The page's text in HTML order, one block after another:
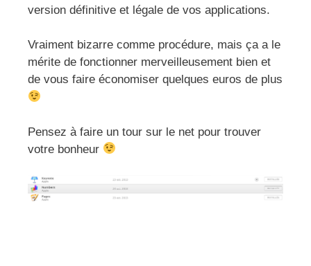
version définitive et légale de vos applications.
Vraiment bizarre comme procédure, mais ça a le
mérite de fonctionner merveilleusement bien et
de vous faire économiser quelques euros de plus
Pensez à faire un tour sur le net pour trouver
votre bonheur